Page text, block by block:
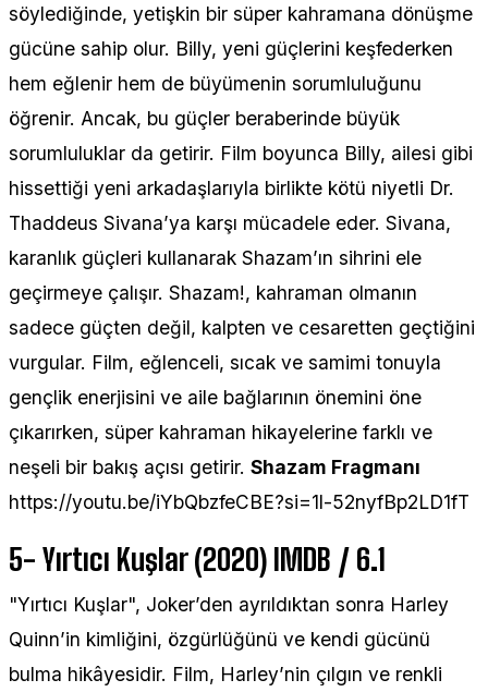
söylediğinde, yetişkin bir süper kahramana dönüşme
gücüne sahip olur. Billy, yeni güçlerini keşfederken
hem eğlenir hem de büyümenin sorumluluğunu
öğrenir. Ancak, bu güçler beraberinde büyük
sorumluluklar da getirir. Film boyunca Billy, ailesi gibi
hissettiği yeni arkadaşlarıyla birlikte kötü niyetli Dr.
Thaddeus Sivana’ya karşı mücadele eder. Sivana,
karanlık güçleri kullanarak Shazam’ın sihrini ele
geçirmeye çalışır. Shazam!, kahraman olmanın
sadece güçten değil, kalpten ve cesaretten geçtiğini
vurgular. Film, eğlenceli, sıcak ve samimi tonuyla
gençlik enerjisini ve aile bağlarının önemini öne
çıkarırken, süper kahraman hikayelerine farklı ve
neşeli bir bakış açısı getirir. Shazam Fragmanı
https://youtu.be/iYbQbzfeCBE?si=1l-52nyfBp2LD1fT
5- Yırtıcı Kuşlar (2020) IMDB / 6.1
"Yırtıcı Kuşlar", Joker’den ayrıldıktan sonra Harley
Quinn’in kimliğini, özgürlüğünü ve kendi gücünü
bulma hikâyesidir. Film, Harley’nin çılgın ve renkli